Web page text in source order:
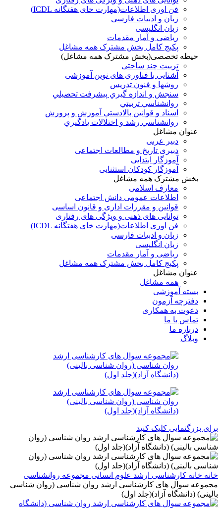
فن اوری اطلاعات(مهارت خای هفتگانه ICDL)
زبان و ادبیات فارسی
زبان انگلیسی
ریاضی و آمار مقدمات
پکیج کامل بخش مشترک همه مشاغل
حیطه تخصصی(بخش مشترک همه مشاغل)
تربیت چند ساحتی
آشنایی با فناوری های نوین آموزشی
روشها و فنون تدريس
سنجش و اندازه گيري پيشرفت تحصيلي
روانشناسي تربيتي
اسناد و قوانين بالادستي آموزش و پرورش
روانشناسي رشد و اختلالات يادگيري
عنوان مشاغل
دبير عربی
دبیری تاریخ و مطالعات اجتماعی
آموزگار ابتدایی
آموزگار کودکان استثنایی
بخش مشترک همه مشاغل
معارف اسلامی
اطلاعات عمومی دانش اجتماعی
قوانین و مقررات اداری و قانون اساسی
توانایی های ذهنی و ویژگی های رفتاری
فن اوری اطلاعات(مهارت خای هفتگانه ICDL)
زبان و ادبیات فارسی
زبان انگلیسی
ریاضی و آمار مقدمات
پکیج کامل بخش مشترک همه مشاغل
عنوان مشاغل
همه مشاغل
بسته آموزشی
دفترچه آزمون
دعوت به همکاری
تماس با ما
درباره ما
وبلاگ
برای بزرگنمایی کلیک کنید
خانه خانه کارشناسی ارشد علوم انسانی مجموعه روانشناسی
مجموعه سوال های کارشناسی ارشد روان شناسی (روان شناسی
بالینی) (دانشگاه آزاد)(جلد اول)